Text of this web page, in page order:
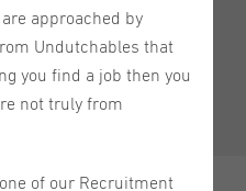
qui
approached by
Undutchables that
you find a job then you
not truly from
of our Recruitment